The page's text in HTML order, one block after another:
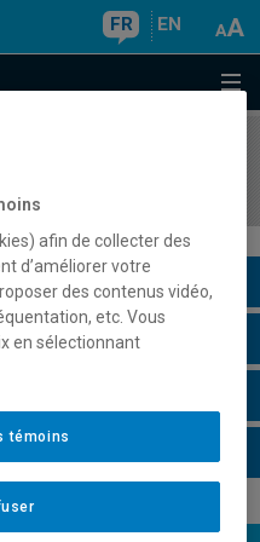
FR EN
afin de collecter des
d’améliorer votre
des contenus vidéo,
etc. Vous
en sélectionnant
témoins